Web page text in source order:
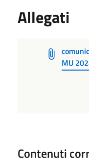
Allegati
MU
Contenuti